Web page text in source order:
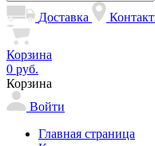
Доставка
Корзина
0 руб.
Корзина
Войти
Главная страница